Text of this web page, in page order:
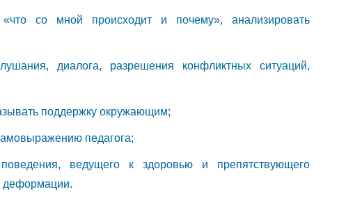
со мной происходит и почему», анализировать
диалога, разрешения конфликтных ситуаций,
поддержку окружающим;
педагога;
ведущего к здоровью и препятствующего
деформации.